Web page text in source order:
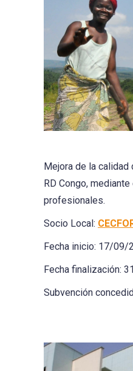
Mejora de la
RD Congo,
profesionales.
Socio Local:
Fecha inicio: 17/09/
Fecha finalización:
Subvención